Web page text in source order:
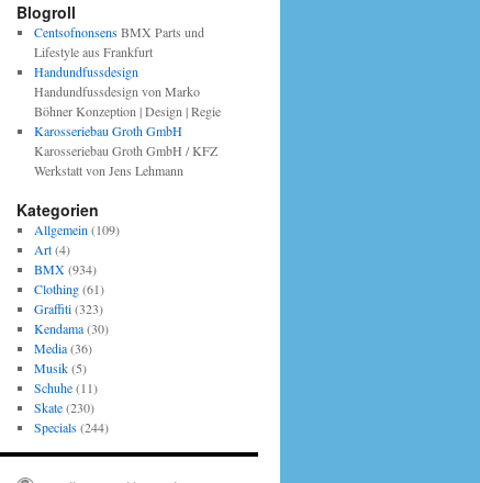
Blogroll
CentsofnonsensBMX Parts und
Lifestyle aus Frankfurt
Handundfussdesign
Handundfussdesign von Marko
Böhner Konzeption | Design | Regie
Karosseriebau Groth GmbH
Karosseriebau Groth GmbH / KFZ
Werkstatt von Jens Lehmann
Kategorien
Allgemein (109)
Art(4)
BMX(934)
Clothing(61)
Graffiti(323)
Kendama(30)
Media(36)
Musik(5)
Schuhe(11)
Skate(230)
Specials(244)